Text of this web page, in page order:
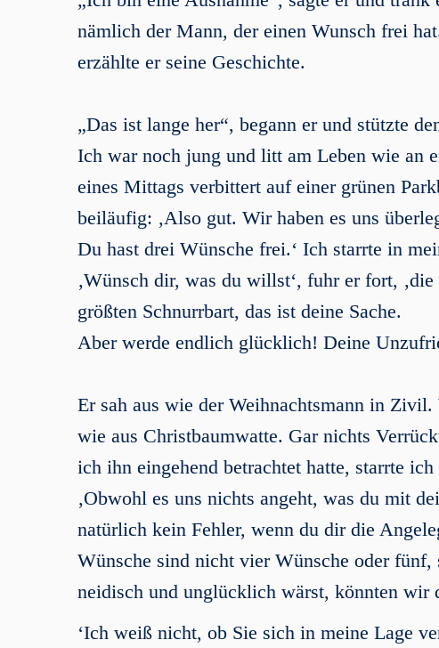
nämlich der Mann, der einen Wunsch frei
erzählte er seine Geschichte.
„Das ist lange her“, begann er und stützte
Ich war noch jung und litt am Leben wie an
eines Mittags verbittert auf einer grünen
beiläufig: ‚Also gut. Wir haben es uns
Du hast drei Wünsche frei.‘ Ich starrte in
‚Wünsch dir, was du willst‘, fuhr er fort,
größten Schnurrbart, das ist deine Sache.
Aber werde endlich glücklich! Deine
Er sah aus wie der Weihnachtsmann in
wie aus Christbaumwatte. Gar nichts
ich ihn eingehend betrachtet hatte, starrte
‚Obwohl es uns nichts angeht, was du mit
natürlich kein Fehler, wenn du dir die
Wünsche sind nicht vier Wünsche oder
neidisch und unglücklich wärst, könnten wir
‘Ich weiß nicht, ob Sie sich in meine Lage